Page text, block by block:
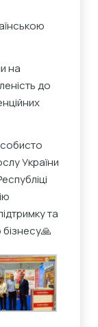
на
до
України
та
бізнесу🙏